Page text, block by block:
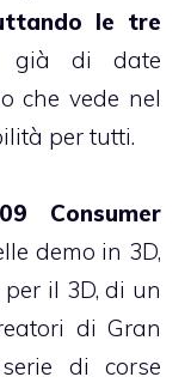
le tre
di date
che vede nel
per tutti.
Consumer
demo in 3D,
il 3D, di un
di Gran
di corse